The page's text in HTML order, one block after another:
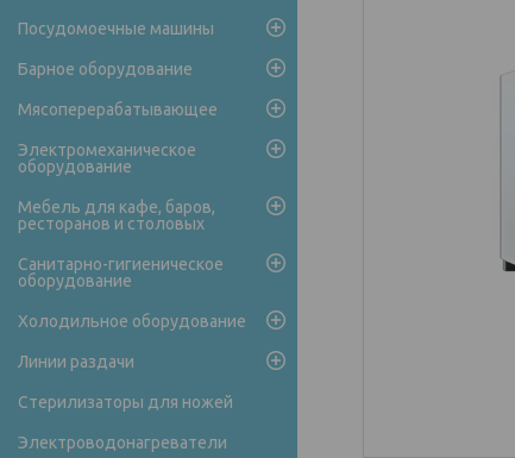
Посудомоечные машины
Барное оборудование
Мясоперерабатывающее
Электромеханическое
оборудование
Мебель для кафе, баров,
ресторанов и столовых
Санитарно-гигиеническое
оборудование
Холодильное оборудование
Линии раздачи
Стерилизаторы для ножей
Электроводонагреватели